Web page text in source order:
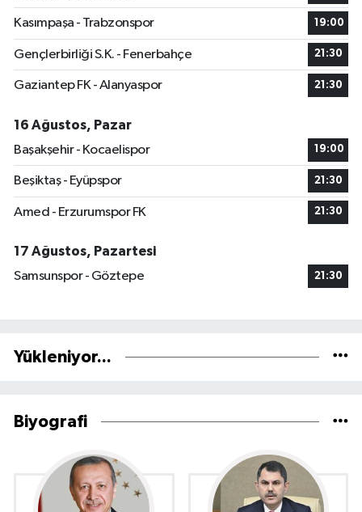
Kasımpaşa - Trabzonspor 19:00
Gençlerbirliği S.K. - Fenerbahçe 21:30
Gaziantep FK - Alanyaspor 21:30
16 Ağustos, Pazar
Başakşehir - Kocaelispor
19:00
Beşiktaş - Eyüpspor 21:30
Amed - Erzurumspor FK 21:30
17 Ağustos, Pazartesi
Samsunspor - Göztepe
21:30
Yükleniyor...
Biyografi